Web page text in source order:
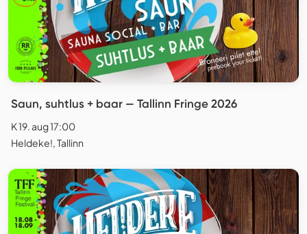
Saun, suhtlus + baar — Tallinn Fringe 2026
K 19. aug 17:00
Heldeke!, Tallinn